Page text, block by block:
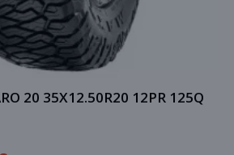
20 35X12.50R20 12PR 125Q